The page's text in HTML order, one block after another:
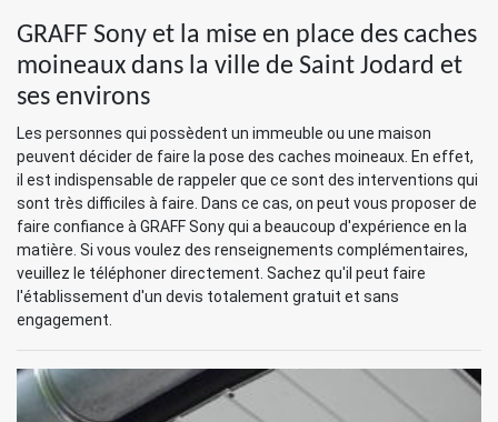
GRAFF Sony et la mise en place des caches
moineaux dans la ville de Saint Jodard et
ses environs
Les personnes qui possèdent un immeuble ou une maison
peuvent décider de faire la pose des caches moineaux. En effet,
il est indispensable de rappeler que ce sont des interventions qui
sont très difficiles à faire. Dans ce cas, on peut vous proposer de
faire confiance à GRAFF Sony qui a beaucoup d'expérience en la
matière. Si vous voulez des renseignements complémentaires,
veuillez le téléphoner directement. Sachez qu'il peut faire
l'établissement d'un devis totalement gratuit et sans
engagement.